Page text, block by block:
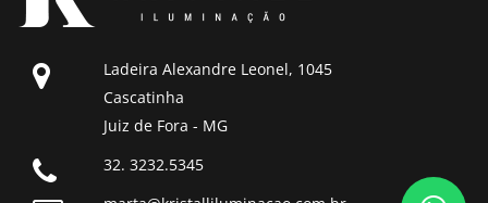
Ladeira Alexandre Leonel, 1045
Cascatinha
Juiz de Fora - MG
32. 3232.5345